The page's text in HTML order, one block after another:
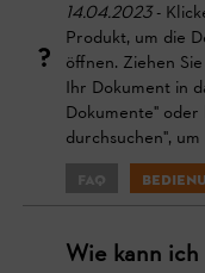
14.04.2023-
Produkt, um die
öffnen. Ziehen
Ihr Dokument in
Dokumente" oder
durchsuchen",
FAQ
Wie kann